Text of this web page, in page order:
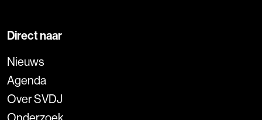
Direct naar
Nieuws
Agenda
Over SVDJ